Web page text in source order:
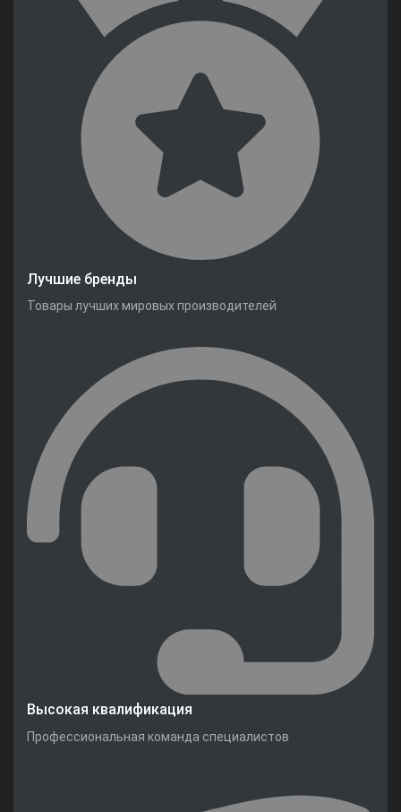
Лучшие бренды
Товары лучших мировых производителей
Высокая квалификация
Профессиональная команда специалистов